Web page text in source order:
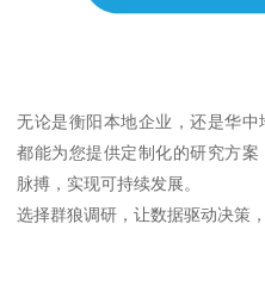
无论是衡阳本地企业，还是华
都能为您提供定制化的研究方
脉搏，实现可持续发展。
选择群狼调研，让数据驱动决策